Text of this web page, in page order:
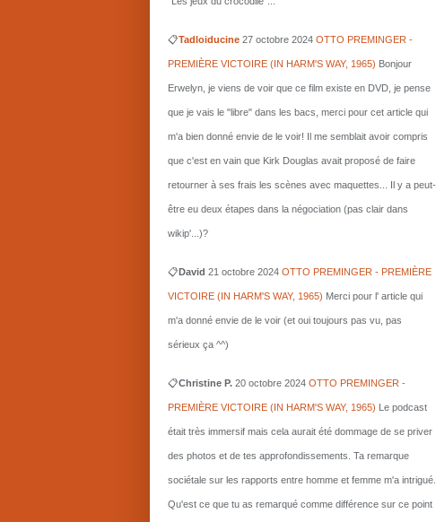
📋Tadloiducine 27 octobre 2024 OTTO PREMINGER -
PREMIÈRE VICTOIRE (IN HARM'S WAY, 1965) Bonjour
Erwelyn, je viens de voir que ce film existe en DVD, je pense
que je vais le "libre" dans les bacs, merci pour cet article qui
m'a bien donné envie de le voir! Il me semblait avoir compris
que c'est en vain que Kirk Douglas avait proposé de faire
retourner à ses frais les scènes avec maquettes... Il y a peut-
être eu deux étapes dans la négociation (pas clair dans
wikip'...)?
📋David 21 octobre 2024 OTTO PREMINGER - PREMIÈRE
VICTOIRE (IN HARM'S WAY, 1965) Merci pour l' article qui
m'a donné envie de le voir (et oui toujours pas vu, pas
sérieux ça ^^)
📋Christine P. 20 octobre 2024 OTTO PREMINGER -
PREMIÈRE VICTOIRE (IN HARM'S WAY, 1965) Le podcast
était très immersif mais cela aurait été dommage de se priver
des photos et de tes approfondissements. Ta remarque
sociétale sur les rapports entre homme et femme m'a intrigué.
Qu'est ce que tu as remarqué comme différence sur ce point